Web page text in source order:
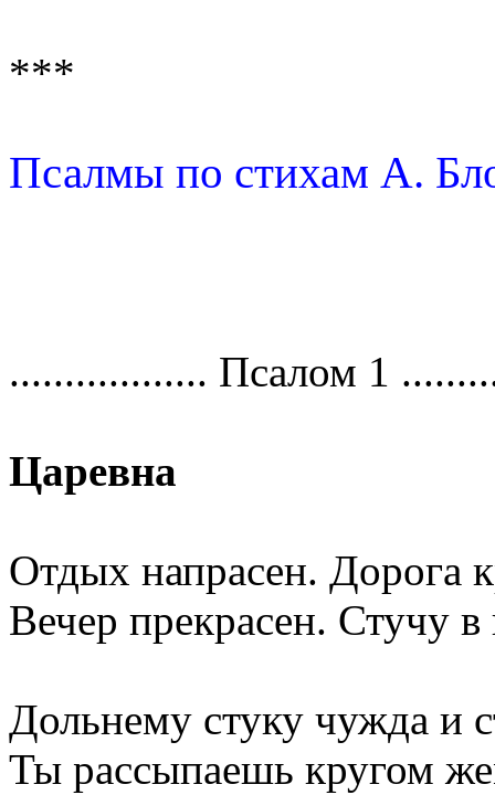
***
Псалмы по стихам А.
.................. Псалом 1
Царевна
Отдых напрасен. Дорога
Вечер прекрасен. Стучу в
Дольнему стуку чужда и
Ты рассыпаешь кругом